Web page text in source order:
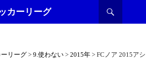
カーリーグ
リーグ > 9.使わない > 2015年 > FCノア 2015アシ